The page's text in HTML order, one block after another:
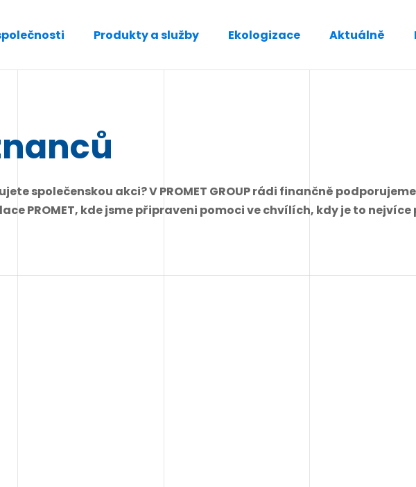
Produkty a služby Ekologizace Aktuálně
společenskou akci? V PROMET GROUP rádi finančně
PROMET, kde jsme připraveni pomoci ve chvílích, kdy je to